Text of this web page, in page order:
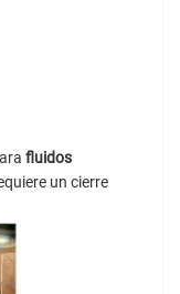
fluidos
un cierre